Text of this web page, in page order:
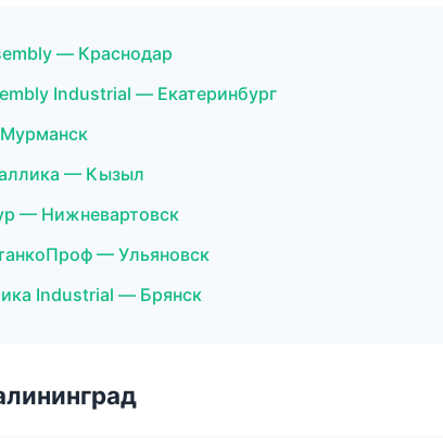
— Краснодар
Industrial — Екатеринбург
— Кызыл
— Нижневартовск
— Ульяновск
Industrial — Брянск